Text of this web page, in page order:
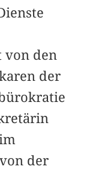
von den
der
der